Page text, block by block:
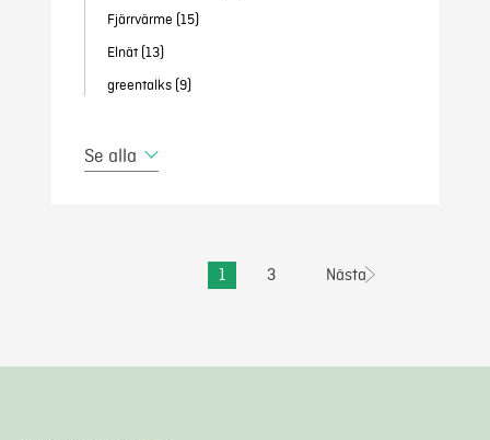
Fjärrvärme (15)
Elnät (13)
greentalks (9)
Se alla
1 3 Nästa